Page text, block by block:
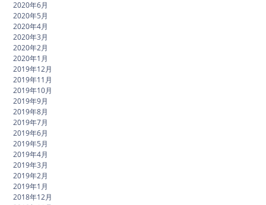
2020年6月
2020年5月
2020年4月
2020年3月
2020年2月
2020年1月
2019年12月
2019年11月
2019年10月
2019年9月
2019年8月
2019年7月
2019年6月
2019年5月
2019年4月
2019年3月
2019年2月
2019年1月
2018年12月